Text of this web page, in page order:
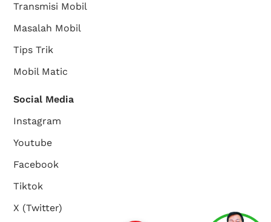
Transmisi Mobil
Masalah Mobil
Tips Trik
Mobil Matic
Social Media
Instagram
Youtube
Facebook
Tiktok
X (Twitter)